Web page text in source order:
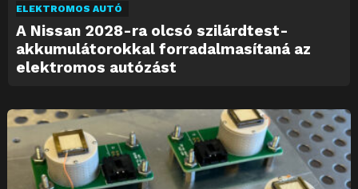
ELEKTROMOS AUTÓ
A Nissan 2028-ra olcsó szilárdtest-
akkumulátorokkal forradalmasítaná az
elektromos autózást